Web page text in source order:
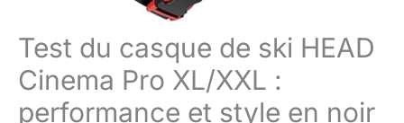
Test du casque de ski HEAD
Cinema Pro XL/XXL :
performance et style en noir